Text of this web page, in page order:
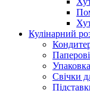
Кулінарний
Упаковка
Свічки